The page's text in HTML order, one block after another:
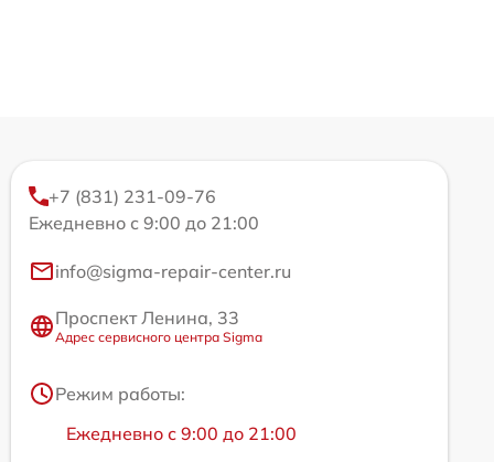
+7 (831) 231-09-76
Ежедневно с 9:00 до 21:00
info@sigma-repair-center.ru
Проспект Ленина, 33
Адрес сервисного центра Sigma
Режим работы:
Ежедневно с 9:00 до 21:00